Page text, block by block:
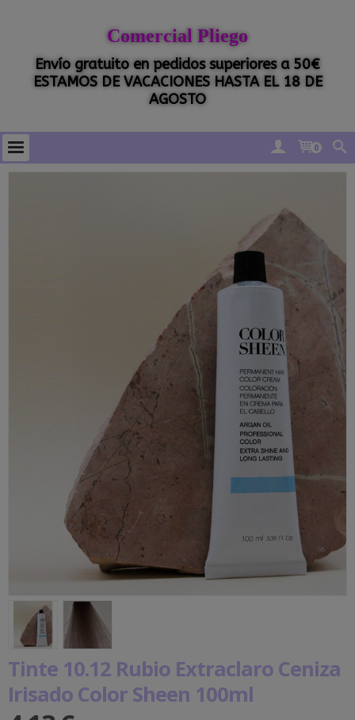
Comercial Pliego
Envío gratuito en pedidos superiores a 50€
ESTAMOS DE VACACIONES HASTA EL 18 DE
AGOSTO
0
Tinte 10.12 Rubio Extraclaro Ceniza
Irisado Color Sheen 100ml